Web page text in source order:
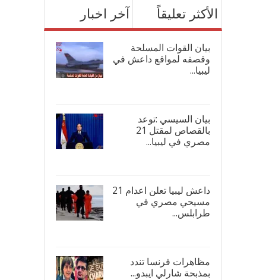
آخر اخبار الأكثر تعليقاً
بيان القوات المسلحة
وقصفه لمواقع داعش في
ليبيا...
بيان السيسي :توعد
بالقصاص لمقتل 21
مصري في ليبيا...
داعش ليبيا تعلن اعدام 21
مسيحي مصري في
طرابلس...
مظاهرات فرنسا تندد
بمذبحة شارلي ايبدو...